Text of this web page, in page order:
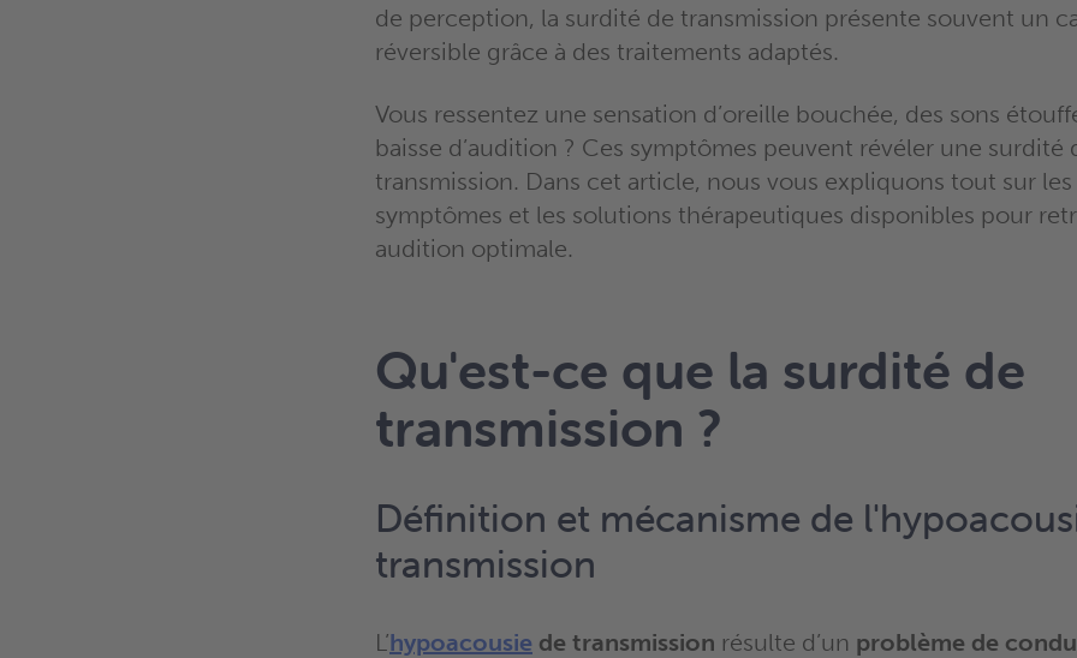
de perception, la surdité de transmission présente souvent un
réversible grâce à des traitements adaptés.
Vous ressentez une sensation d’oreille bouchée, des sons
baisse d’audition ? Ces symptômes peuvent révéler une surdité
transmission. Dans cet article, nous vous expliquons tout sur les
symptômes et les solutions thérapeutiques disponibles pour
audition optimale.
Qu'est-ce que la surdité de
transmission ?
Définition et mécanisme de
transmission
L’hypoacousie de transmission résulte d’un problème de